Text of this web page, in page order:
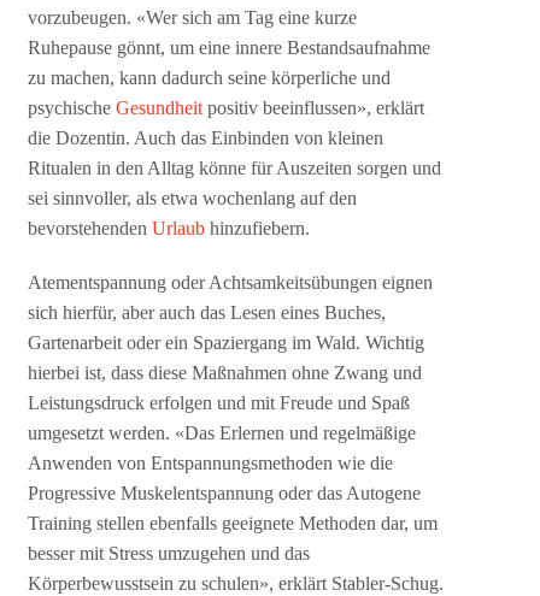
vorzubeugen. «Wer sich am Tag eine kurze
Ruhepause gönnt, um eine innere Bestandsaufnahme
zu machen, kann dadurch seine körperliche und
psychischeGesundheit positiv beeinflussen», erklärt
die Dozentin. Auch das Einbinden von kleinen
Ritualen in den Alltag könne für Auszeiten sorgen und
sei sinnvoller, als etwa wochenlang auf den
bevorstehendenUrlaub hinzufiebern.
Atementspannung oder Achtsamkeitsübungen eignen
sich hierfür, aber auch das Lesen eines Buches,
Gartenarbeit oder ein Spaziergang im Wald. Wichtig
hierbei ist, dass diese Maßnahmen ohne Zwang und
Leistungsdruck erfolgen und mit Freude und Spaß
umgesetzt werden. «Das Erlernen und regelmäßige
Anwenden von Entspannungsmethoden wie die
Progressive Muskelentspannung oder das Autogene
Training stellen ebenfalls geeignete Methoden dar, um
besser mit Stress umzugehen und das
Körperbewusstsein zu schulen», erklärt Stabler-Schug.